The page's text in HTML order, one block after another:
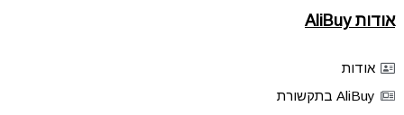
אודות AliBuy
אודות
AliBuy בתקשורת